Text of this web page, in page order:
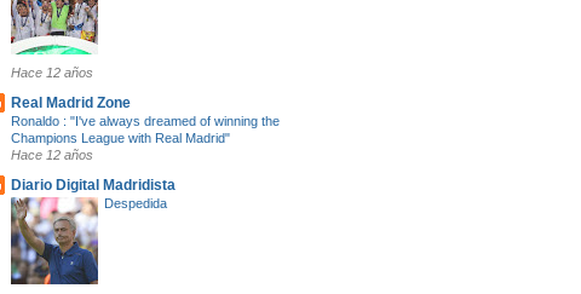
Hace 12 años
Real Madrid Zone
Ronaldo : "I've always dreamed of winning the
Champions League with Real Madrid"
Hace 12 años
Diario Digital Madridista
Despedida